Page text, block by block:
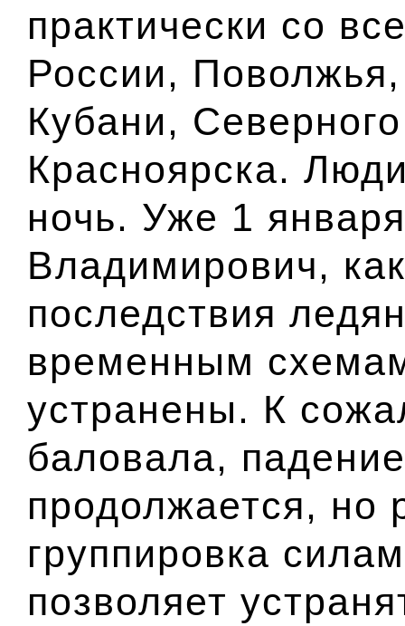
практически со
России,
Кубани,
Красноярска.
ночь. Уже 1
Владимирович,
последствия
временным
устранены. К
баловала,
продолжается, но
группировка
позволяет